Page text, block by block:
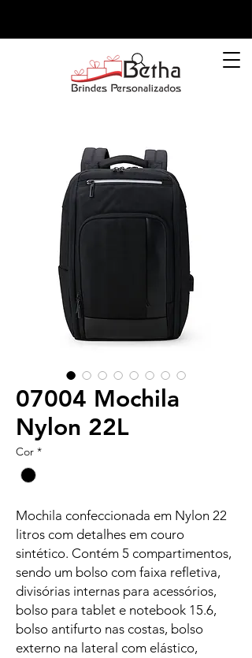
07004 Mochila
Nylon 22L
Cor *
Mochila confeccionada em Nylon 22
litros com detalhes em couro
sintético. Contém 5 compartimentos,
sendo um bolso com faixa refletiva,
divisórias internas para acessórios,
bolso para tablet e notebook 15.6,
bolso antifurto nas costas, bolso
externo na lateral com elástico,